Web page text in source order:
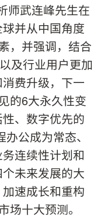
师武连峰先生在
并从中国角度
，并强调，结合
及行业用户更加
费升级，下一
的6大永久性变
、数字优先的
公成为常态、
连续性计划和
未来发展的大
速成长和重构
场十大预测。